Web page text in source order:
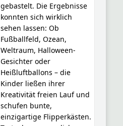
gebastelt. Die Ergebnisse
konnten sich wirklich
sehen lassen: Ob
Fußballfeld, Ozean,
Weltraum, Halloween-
Gesichter oder
Heißluftballons – die
Kinder ließen ihrer
Kreativität freien Lauf und
schufen bunte,
einzigartige Flipperkästen.